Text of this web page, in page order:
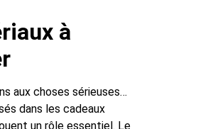
à
aux choses sérieuses…
dans les cadeaux
un rôle essentiel. Le